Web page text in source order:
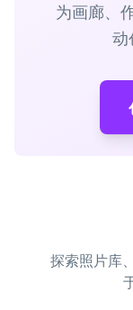
为画廊、
动
探索照片库